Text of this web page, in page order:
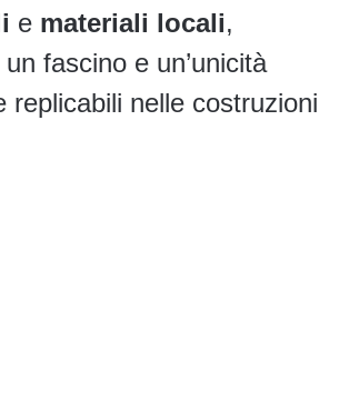
e materiali locali,
fascino e un’unicità
replicabili nelle costruzioni